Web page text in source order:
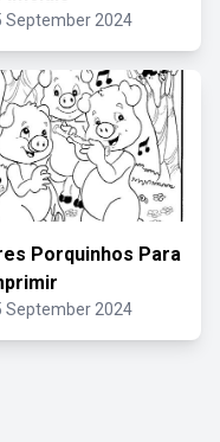
September 2024
Porquinhos Para
September 2024